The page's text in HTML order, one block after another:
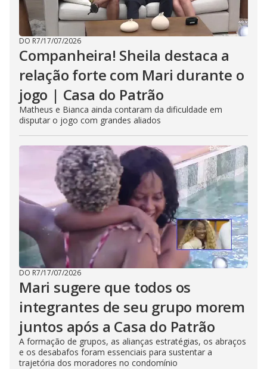
DO R7/17/07/2026
Companheira! Sheila destaca a
relação forte com Mari durante o
jogo | Casa do Patrão
Matheus e Bianca ainda contaram da dificuldade em
disputar o jogo com grandes aliados
DO R7/17/07/2026
Mari sugere que todos os
integrantes de seu grupo morem
juntos após a Casa do Patrão
A formação de grupos, as alianças estratégias, os abraços
e os desabafos foram essenciais para sustentar a
trajetória dos moradores no condomínio